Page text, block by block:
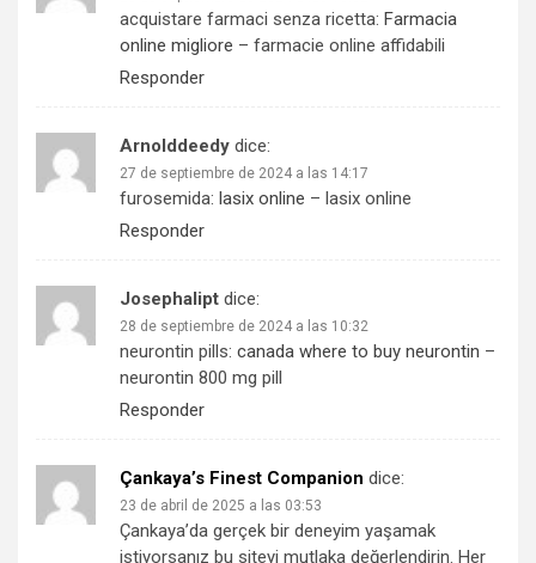
acquistare farmaci senza ricetta: Farmacia
online migliore – farmacie online affidabili
Responder
Arnolddeedy dice:
27 de septiembre de 2024 a las 14:17
furosemida: lasix online – lasix online
Responder
Josephalipt dice:
28 de septiembre de 2024 a las 10:32
neurontin pills: canada where to buy neurontin –
neurontin 800 mg pill
Responder
Çankaya’s Finest Companion dice:
23 de abril de 2025 a las 03:53
Çankaya’da gerçek bir deneyim yaşamak
istiyorsanız bu siteyi mutlaka değerlendirin. Her